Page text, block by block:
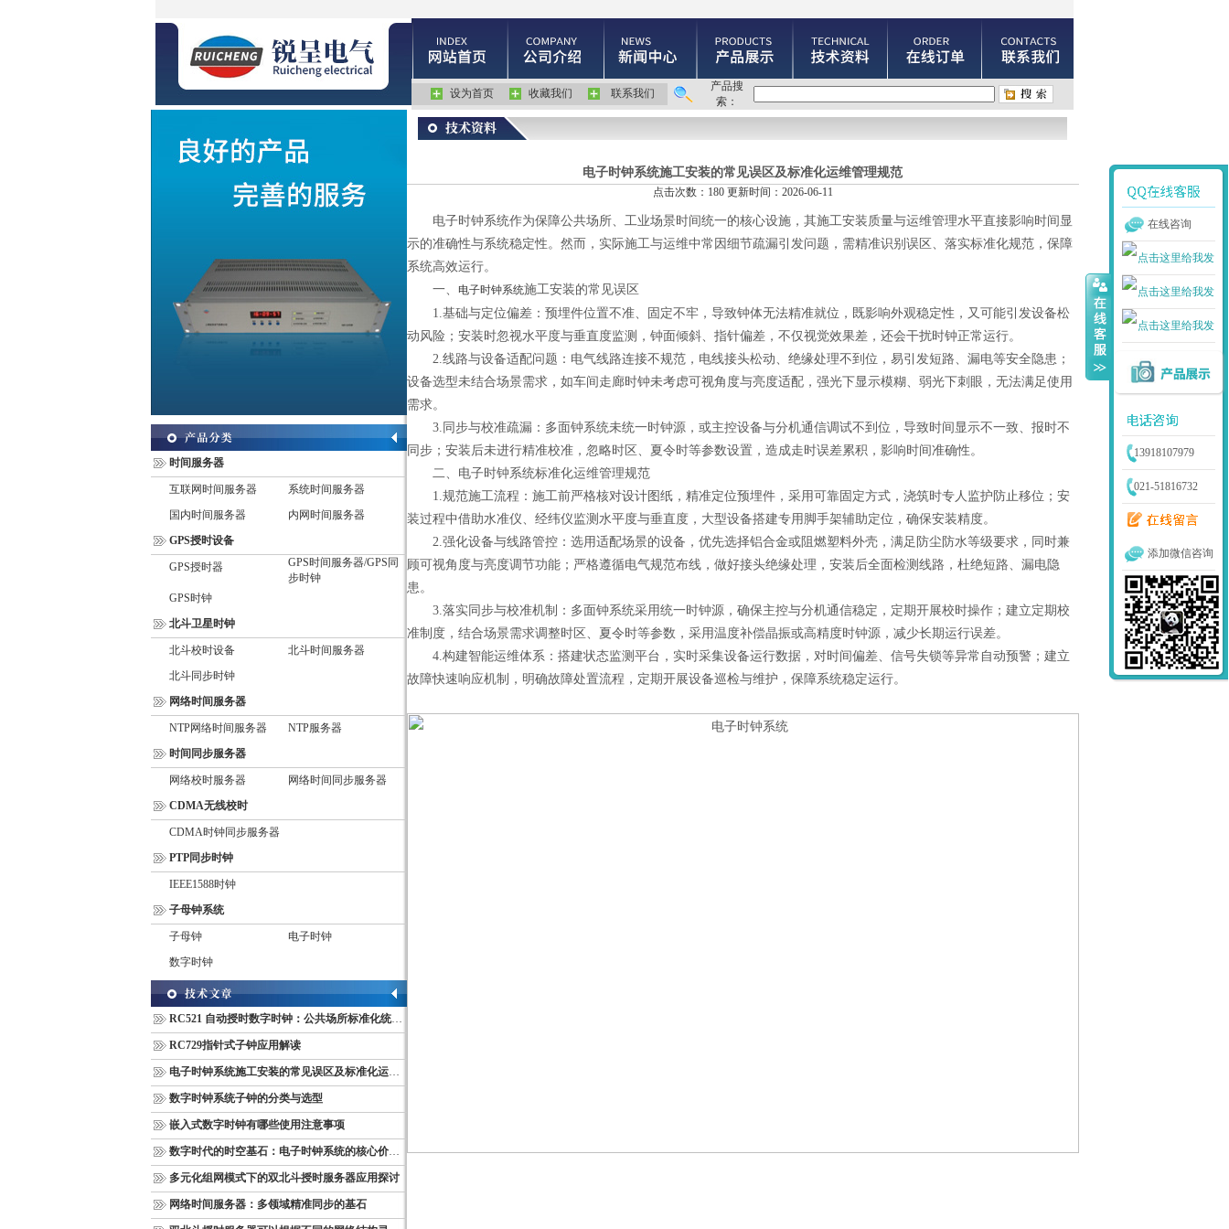
设为首页 收藏我们 联系我们
产品搜
索：
时间服务器
互联网时间服务器
系统时间服务器
国内时间服务器
内网时间服务器
GPS授时设备
GPS授时器
GPS时间服务器/GPS同
步时钟
GPS时钟
北斗卫星时钟
北斗校时设备
北斗时间服务器
北斗同步时钟
网络时间服务器
NTP网络时间服务器
NTP服务器
时间同步服务器
网络校时服务器
网络时间同步服务器
CDMA无线校时
CDMA时钟同步服务器
PTP同步时钟
IEEE1588时钟
子母钟系统
子母钟
电子时钟
数字时钟
RC521 自动授时数字时钟：公共场所标准化统一计时终端
RC729指针式子钟应用解读
电子时钟系统施工安装的常见误区及标准化运维管理规范
数字时钟系统子钟的分类与选型
嵌入式数字时钟有哪些使用注意事项
数字时代的时空基石：电子时钟系统的核心价值与多维意义
多元化组网模式下的双北斗授时服务器应用探讨
网络时间服务器：多领域精准同步的基石
电子时钟系统施工安装的常见误区及标准化运维管理规范
点击次数：180 更新时间：2026-06-11
电子时钟系统作为保障公共场所、工业场景时间统一的核心设施，其施工安装质量与运维管理水平直接影响时间显
示的准确性与系统稳定性。然而，实际施工与运维中常因细节疏漏引发问题，需精准识别误区、落实标准化规范，保障
系统高效运行。
一、
电子时钟系统施工安装的常见误区
1.基础与定位偏差：预埋件位置不准、固定不牢，导致钟体无法精准就位，既影响外观稳定性，又可能引发设备松
动风险；安装时忽视水平度与垂直度监测，钟面倾斜、指针偏差，不仅视觉效果差，还会干扰时钟正常运行。
2.线路与设备适配问题：电气线路连接不规范，电线接头松动、绝缘处理不到位，易引发短路、漏电等安全隐患；
设备选型未结合场景需求，如车间走廊时钟未考虑可视角度与亮度适配，强光下显示模糊、弱光下刺眼，无法满足使用
需求。
3.同步与校准疏漏：多面钟系统未统一时钟源，或主控设备与分机通信调试不到位，导致时间显示不一致、报时不
同步；安装后未进行精准校准，忽略时区、夏令时等参数设置，造成走时误差累积，影响时间准确性。
二、电子时钟系统标准化运维管理规范
1.规范施工流程：施工前严格核对设计图纸，精准定位预埋件，采用可靠固定方式，浇筑时专人监护防止移位；安
装过程中借助水准仪、经纬仪监测水平度与垂直度，大型设备搭建专用脚手架辅助定位，确保安装精度。
2.强化设备与线路管控：选用适配场景的设备，优先选择铝合金或阻燃塑料外壳，满足防尘防水等级要求，同时兼
顾可视角度与亮度调节功能；严格遵循电气规范布线，做好接头绝缘处理，安装后全面检测线路，杜绝短路、漏电隐
患。
3.落实同步与校准机制：多面钟系统采用统一时钟源，确保主控与分机通信稳定，定期开展校时操作；建立定期校
准制度，结合场景需求调整时区、夏令时等参数，采用温度补偿晶振或高精度时钟源，减少长期运行误差。
4.构建智能运维体系：搭建状态监测平台，实时采集设备运行数据，对时间偏差、信号失锁等异常自动预警；建立
故障快速响应机制，明确故障处置流程，定期开展设备巡检与维护，保障系统稳定运行。
在线咨询
13918107979
021-51816732
添加微信咨询